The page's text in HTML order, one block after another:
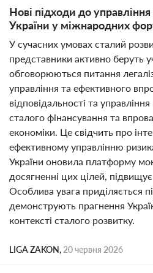
Нові підходи до
України у міжнародних
У сучасних умовах сталий
представники активно беруть
обговорюються питання
управління та ефективного
відповідальності та
сталого фінансування та
економіки. Це свідчить про
ефективному управлінню
України оновила платформу
досягненні цих цілей,
Особлива увага приділяється
демонструють прагнення
контексті сталого розвитку.
LIGA ZAKON, 20 червня 2026